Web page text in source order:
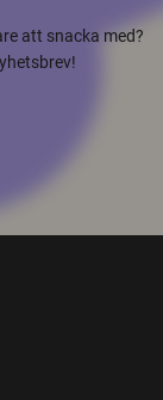
att snacka med?